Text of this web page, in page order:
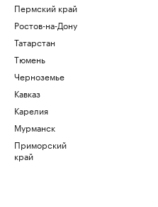
Пермский край
Ростов-на-Дону
Татарстан
Тюмень
Черноземье
Кавказ
Карелия
Мурманск
Приморский
край